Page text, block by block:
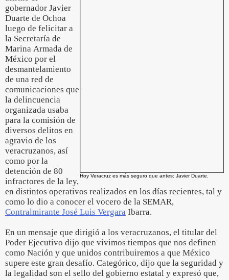
Hoy Veracruz es más seguro que antes: Javier Duarte.
gobernador Javier
Duarte de Ochoa
luego de felicitar a
la Secretaría de
Marina Armada de
México por el
desmantelamiento
de una red de
comunicaciones que
la delincuencia
organizada usaba
para la comisión de
diversos delitos en
agravio de los
veracruzanos, así
como por la
detención de 80
infractores de la ley,
en distintos operativos realizados en los días recientes, tal y
como lo dio a conocer el vocero de la SEMAR,
Contralmirante José Luis Vergara Ibarra.
En un mensaje que dirigió a los veracruzanos, el titular del
Poder Ejecutivo dijo que vivimos tiempos que nos definen
como Nación y que unidos contribuiremos a que México
supere este gran desafío. Categórico, dijo que la seguridad y
la legalidad son el sello del gobierno estatal y expresó que,